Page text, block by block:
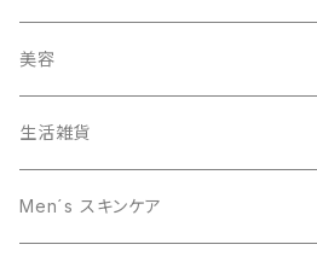
ヘアカラー
美容
オーガニック
スキャルプケア
生活雑貨
Men´s スキンケア